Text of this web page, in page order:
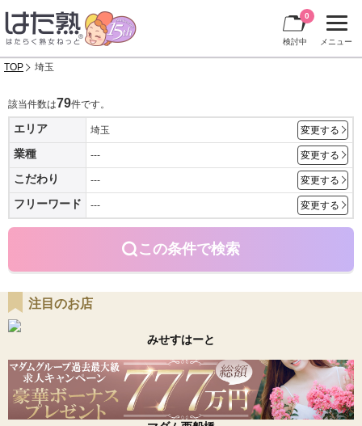
メニュー
検討中
0
TOP 埼玉
該当件数は79件です。
エリア 埼玉 変更する
業種 --- 変更する
こだわり --- 変更する
フリーワード --- 変更する
この条件で検索
注目のお店
みせすはーと